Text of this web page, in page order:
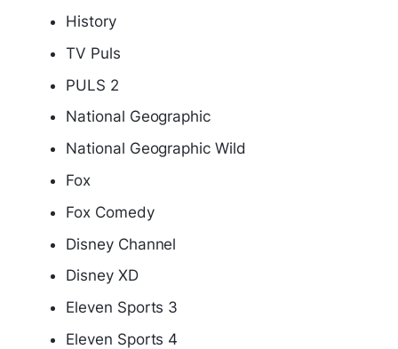
History
TV Puls
PULS 2
National Geographic
National Geographic Wild
Fox
Fox Comedy
Disney Channel
Disney XD
Eleven Sports 3
Eleven Sports 4